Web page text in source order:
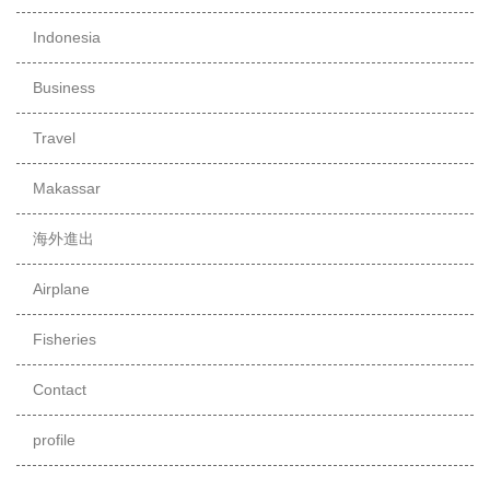
Indonesia
Business
Travel
Makassar
海外進出
Airplane
Fisheries
Contact
profile